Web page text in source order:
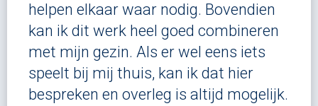
helpen elkaar waar nodig. Bovendien
kan ik dit werk heel goed combineren
met mijn gezin. Als er wel eens iets
speelt bij mij thuis, kan ik dat hier
bespreken en overleg is altijd mogelijk.